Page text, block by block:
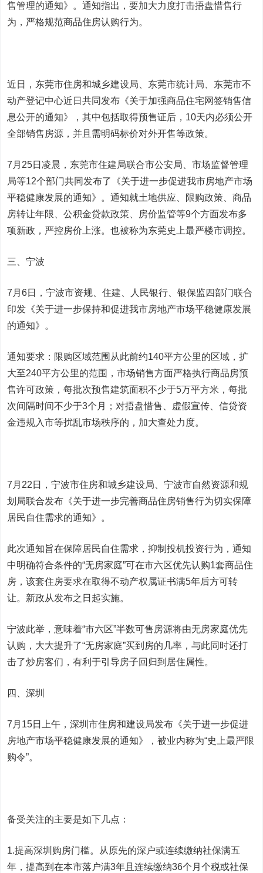
售管理的通知》。通知指出，要加大力度打击捂盘惜售行
为，严格规范商品住房认购行为。
近日，东莞市住房和城乡建设局、东莞市统计局、东莞市不
动产登记中心近日共同发布《关于加强商品住宅网签销售信
息公开的通知》，其中包括取得预售证后，10天内必须公开
全部销售房源，并且需明码标价对外开售等政策。
7月25日凌晨，东莞市住建局联合市公安局、市场监督管理
局等12个部门共同发布了《关于进一步促进我市房地产市场
平稳健康发展的通知》。通知就土地供应、限购政策、商品
房转让年限、公积金贷款政策、房价监管等9个方面发布多
项新政，严控房价上涨。也被称为东莞史上最严楼市调控。
三、宁波
7月6日，宁波市资规、住建、人民银行、银保监四部门联合
印发《关于进一步保持和促进我市房地产市场平稳健康发展
的通知》。
通知要求：限购区域范围从此前约140平方公里的区域，扩
大至240平方公里的范围，市场销售方面严格执行商品房预
售许可政策，每批次预售建筑面积不少于5万平方米，每批
次间隔时间不少于3个月；对捂盘惜售、虚假宣传、信贷资
金违规入市等扰乱市场秩序的，加大查处力度。
7月22日，宁波市住房和城乡建设局、宁波市自然资源和规
划局联合发布《关于进一步完善商品住房销售行为切实保障
居民自住需求的通知》。
此次通知旨在保障居民自住需求，抑制投机投资行为，通知
中明确符合条件的“无房家庭”可在市六区优先认购1套商品住
房，该套住房要求在取得不动产权属证书满5年后方可转
让。新政从发布之日起实施。
宁波此举，意味着“市六区”半数可售房源将由无房家庭优先
认购，大大提升了“无房家庭”买到房的几率，与此同时还打
击了炒房客们，有利于引导房子回归到居住属性。
四、深圳
7月15日上午，深圳市住房和建设局发布《关于进一步促进
房地产市场平稳健康发展的通知》，被业内称为“史上最严限
购令”。
备受关注的主要是如下几点：
1.提高深圳购房门槛。从原先的深户或连续缴纳社保满五
年，提高到在本市落户满3年且连续缴纳36个月个税或社保